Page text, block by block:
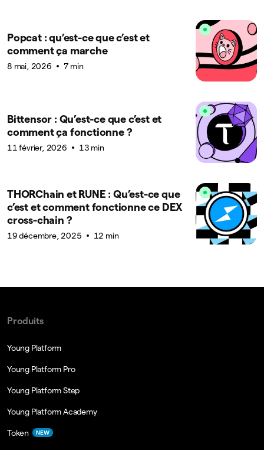
Popcat : qu’est-ce que c’est et
comment ça marche
8 mai, 2026 7 min
Bittensor : Qu’est-ce que c’est et
comment ça fonctionne ?
11 février, 2026 13 min
THORChain et RUNE : Qu’est-ce que
c’est et comment fonctionne ce DEX
cross-chain ?
19 décembre, 2025 12 min
Produits
Young Platform
Young Platform Pro
Young Platform Step
Young Platform Academy
Token NEW